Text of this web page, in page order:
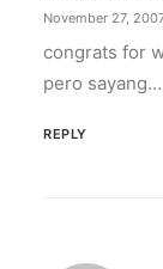
November 27,
congrats for
pero
REPLY